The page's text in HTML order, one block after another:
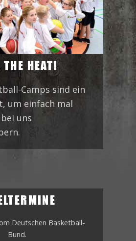
THE HEAT!
Camps sind ein
um einfach mal
uns
Deutschen Basketball-
Bund.